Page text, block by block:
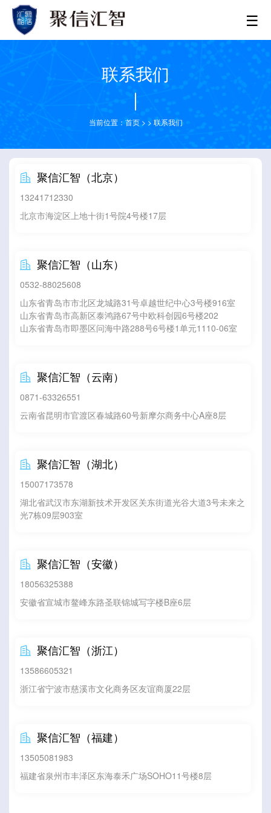
☰
联系我们
当前位置： 首页> > 联系我们
 聚信汇智（北京）
13241712330
北京市海淀区上地十街1号院4号楼17层
 聚信汇智（山东）
0532-88025608
山东省青岛市市北区龙城路31号卓越世纪中心3号楼916室
山东省青岛市高新区泰鸿路67号中欧科创园6号楼202
山东省青岛市即墨区问海中路288号6号楼1单元1110-06室
 聚信汇智（云南）
0871-63326551
云南省昆明市官渡区春城路60号新摩尔商务中心A座8层
 聚信汇智（湖北）
15007173578
湖北省武汉市东湖新技术开发区关东街道光谷大道3号未来之
光7栋09层903室
 聚信汇智（安徽）
18056325388
安徽省宣城市鳌峰东路圣联锦城写字楼B座6层
 聚信汇智（浙江）
13586605321
浙江省宁波市慈溪市文化商务区友谊商厦22层
 聚信汇智（福建）
13505081983
福建省泉州市丰泽区东海泰禾广场SOHO11号楼8层